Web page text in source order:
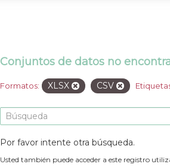
Conjuntos de datos no
Formatos: XLSX CSV
Por favor intente otra búsqueda.
Usted también puede acceder a este registro